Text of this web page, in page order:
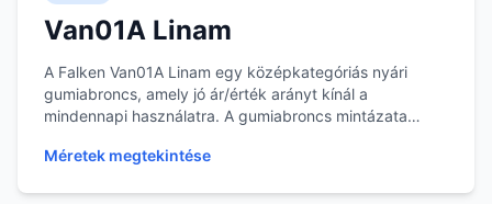
Van01A Linam
A Falken Van01A Linam egy középkategóriás nyári
gumiabroncs, amely jó ár/érték arányt kínál a
mindennapi használatra. A gumiabroncs mintázata
Méretek megtekintése